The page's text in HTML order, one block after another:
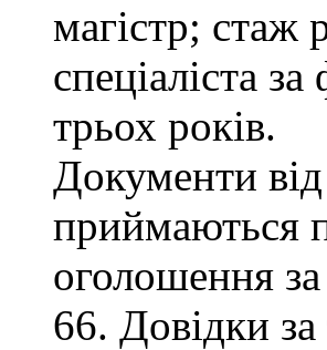
магістр; стаж
спеціаліста
трьох років.
Документи
приймаються
оголошення
66. Довідки